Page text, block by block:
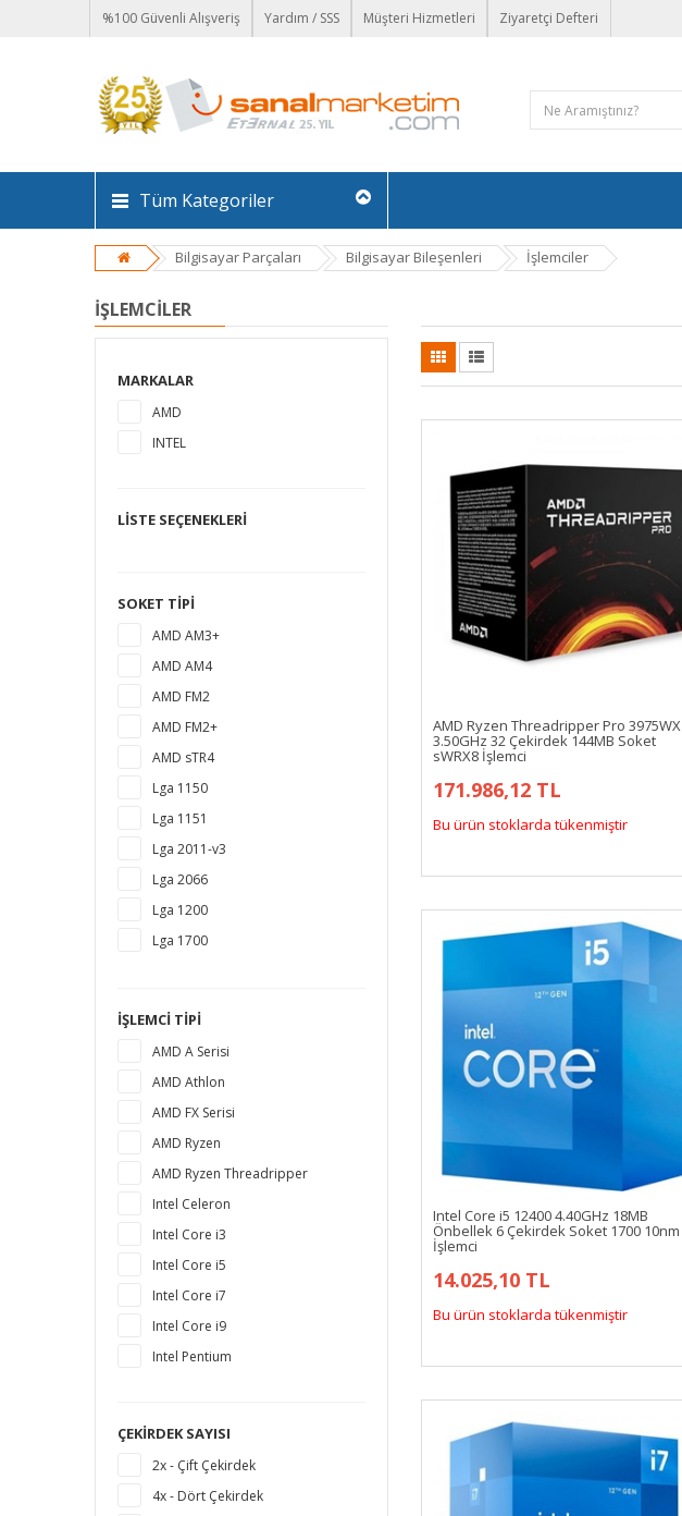
%100 Güvenli Alışveriş Yardım / SSS Müşteri Hizmetleri Ziyaretçi Defteri
Tüm Kategoriler
Bilgisayar Parçaları Bilgisayar Bileşenleri İşlemciler
İŞLEMCILER
MARKALAR
AMD
INTEL
LISTE SEÇENEKLERI
SOKET TIPI
AMD AM3+
AMD AM4
AMD FM2
AMD FM2+
AMD sTR4
Lga 1150
Lga 1151
Lga 2011-v3
Lga 2066
Lga 1200
Lga 1700
İŞLEMCI TIPI
AMD A Serisi
AMD Athlon
AMD FX Serisi
AMD Ryzen
AMD Ryzen Threadripper
Intel Celeron
Intel Core i3
Intel Core i5
Intel Core i7
Intel Core i9
Intel Pentium
ÇEKIRDEK SAYISI
2x - Çift Çekirdek
4x - Dört Çekirdek
AMD Ryzen Threadripper Pro 3975WX
3.50GHz 32 Çekirdek 144MB Soket
sWRX8 İşlemci
171.986,12 TL
Bu ürün stoklarda tükenmiştir
Intel Core i5 12400 4.40GHz 18MB
Önbellek 6 Çekirdek Soket 1700 10nm
İşlemci
14.025,10 TL
Bu ürün stoklarda tükenmiştir